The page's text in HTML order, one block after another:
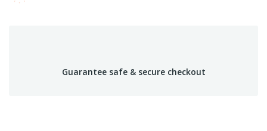
Guarantee safe & secure checkout